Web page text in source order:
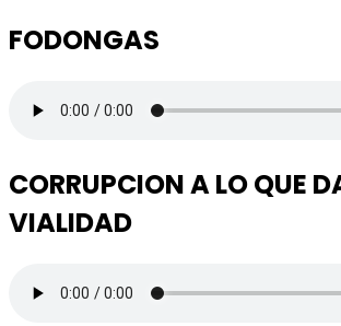
FODONGAS
CORRUPCION A LO QUE
VIALIDAD